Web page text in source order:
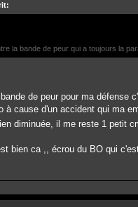
la bande de peur qui a toujours la
bande de peur pour ma défense
à cause d'un accident qui ma
diminuée, il me reste 1 petit
bien ca ,, écrou du BO qui